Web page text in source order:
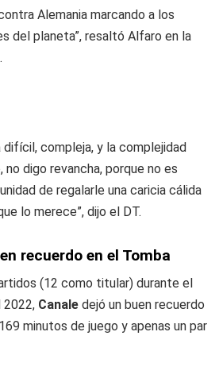
Alemania marcando a los
del planeta”, resaltó Alfaro en la
difícil, compleja, y la complejidad
no digo revancha, porque no es
de regalarle una caricia cálida
lo merece”, dijo el DT.
recuerdo en el Tomba
(12 como titular) durante el
2022, Canale dejó un buen recuerdo
minutos de juego y apenas un par